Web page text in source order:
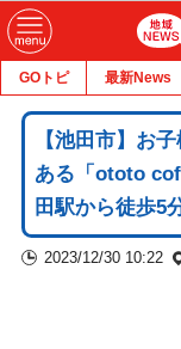
GOトピ 最新News
【池田市】お
ある「ototo
田駅から徒歩5
2023/12/30 10:22